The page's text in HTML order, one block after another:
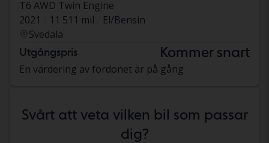
T6 AWD Twin Engine
2021
11 511 mil
El/Bensin
Svedala
Utgångspris Kommer snart
En värdering av fordonet är på gång
Svårt att veta vilken bil som passar
dig?